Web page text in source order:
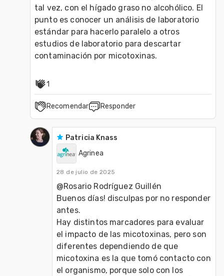
tal vez, con el hígado graso no alcohólico. El
punto es conocer un análisis de laboratorio
estándar para hacerlo paralelo a otros
estudios de laboratorio para descartar
contaminación por micotoxinas.
1
Recomendar Responder
Patricia Knass
Agrinea
28 de julio de 2025
@Rosario Rodríguez Guillén
Buenos días! disculpas por no responder
antes.
Hay distintos marcadores para evaluar
el impacto de las micotoxinas, pero son
diferentes dependiendo de que
micotoxina es la que tomó contacto con
el organismo, porque solo con los